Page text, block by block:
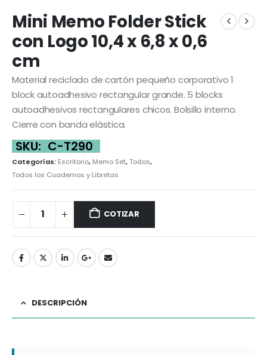
Mini Memo Folder Stick
con Logo 10,4 x 6,8 x 0,6
cm
Material reciclado de cartón pequeño corporativo 1
block autoadhesivo rectangular grande. 5 blocks
autoadhesivos rectangulares chicos. Bolsillo interno.
Cierre con banda elástica.
SKU: C-T290
Categorías: Escritorio, Memo Set,Todos,
Todos los Cuadernos y Libretas
COTIZAR
DESCRIPCIÓN